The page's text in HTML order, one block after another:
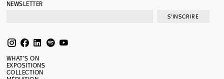
NEWSLETTER
S'INSCRIRE
WHAT’S ON
EXPOSITIONS
COLLECTION